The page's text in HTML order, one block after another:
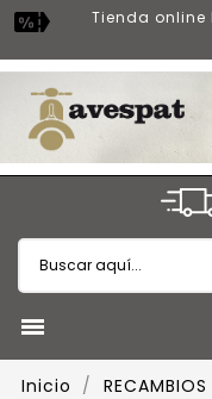
Tienda online

Inicio